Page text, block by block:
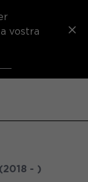
vostra
(2018 - )